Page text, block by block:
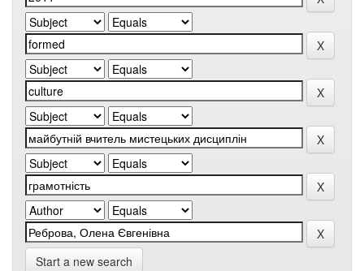
Start a new search